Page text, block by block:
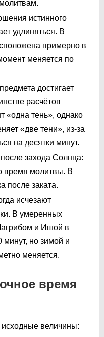
истинного
удлиняться. В
примерно в
меняется по
достигает
расчётов
«одна тень», однако
«две тени», из-за
на десятки минут.
захода Солнца:
время молитвы. В
после заката.
исчезают
В умеренных
и Ишой в
минут, но зимой и
меняется.
время
исходные величины: